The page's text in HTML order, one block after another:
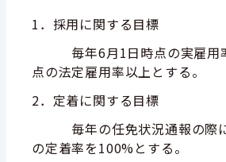
1．採用に関する目標
毎年6月1日時点の実雇用
点の法定雇用率以上とする。
2．定着に関する目標
毎年の任免状況通報の際に
の定着率を100%とする。